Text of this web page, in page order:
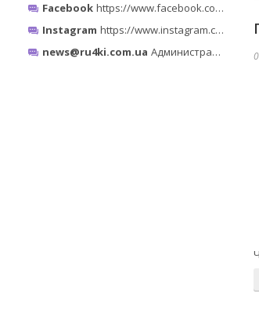
Facebook https://www.facebook.com/ru4ki.com.ua/
Instagram https://www.instagram.com/ruchki_ta_shtuchki/
news@ru4ki.com.ua Администратор